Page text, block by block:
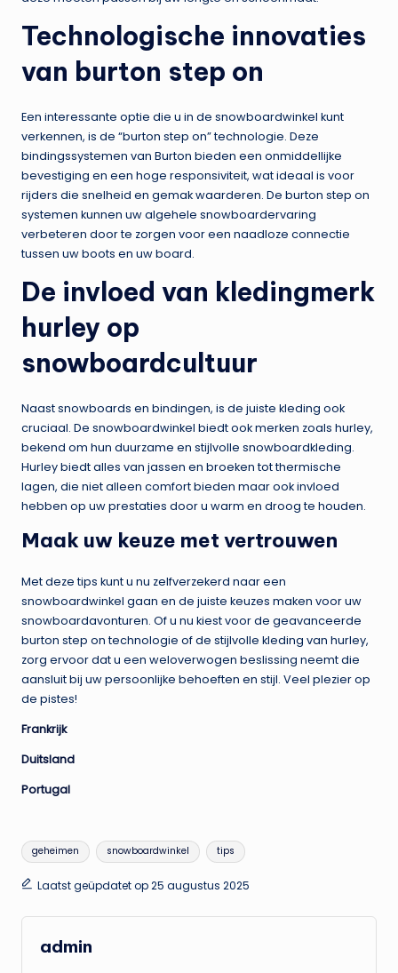
Technologische innovaties
van burton step on
Een interessante optie die u in de snowboardwinkel kunt
verkennen, is de “burton step on” technologie. Deze
bindingssystemen van Burton bieden een onmiddellijke
bevestiging en een hoge responsiviteit, wat ideaal is voor
rijders die snelheid en gemak waarderen. De burton step on
systemen kunnen uw algehele snowboardervaring
verbeteren door te zorgen voor een naadloze connectie
tussen uw boots en uw board.
De invloed van kledingmerk
hurley op
snowboardcultuur
Naast snowboards en bindingen, is de juiste kleding ook
cruciaal. De snowboardwinkel biedt ook merken zoals hurley,
bekend om hun duurzame en stijlvolle snowboardkleding.
Hurley biedt alles van jassen en broeken tot thermische
lagen, die niet alleen comfort bieden maar ook invloed
hebben op uw prestaties door u warm en droog te houden.
Maak uw keuze met vertrouwen
Met deze tips kunt u nu zelfverzekerd naar een
snowboardwinkel gaan en de juiste keuzes maken voor uw
snowboardavonturen. Of u nu kiest voor de geavanceerde
burton step on technologie of de stijlvolle kleding van hurley,
zorg ervoor dat u een weloverwogen beslissing neemt die
aansluit bij uw persoonlijke behoeften en stijl. Veel plezier op
de pistes!
Frankrijk
Duitsland
Portugal
Tags:
geheimen snowboardwinkel tips
Laatst geüpdatet op 25 augustus 2025
admin